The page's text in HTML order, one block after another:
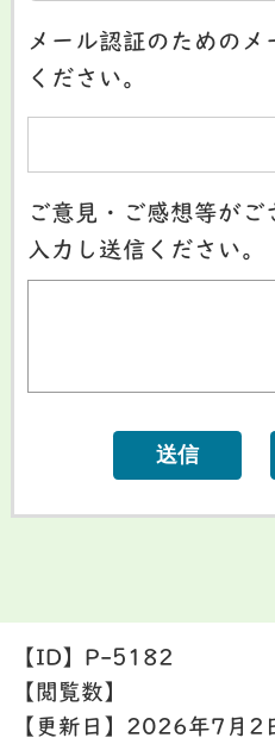
メール認証のためのメ
ください。
ご意見・ご感想等が
入力し送信ください。
【ID】 P-5182
【閲覧数】
【更新日】 2026年7月2